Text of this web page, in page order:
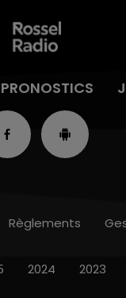
PRONOSTICS
Règlements
2024 2023